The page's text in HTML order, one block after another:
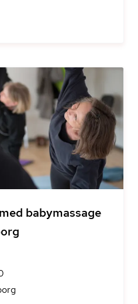
babymassage